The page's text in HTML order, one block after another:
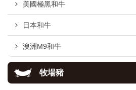
美國極黑和牛
日本和牛
澳洲M9和牛
牧場豬